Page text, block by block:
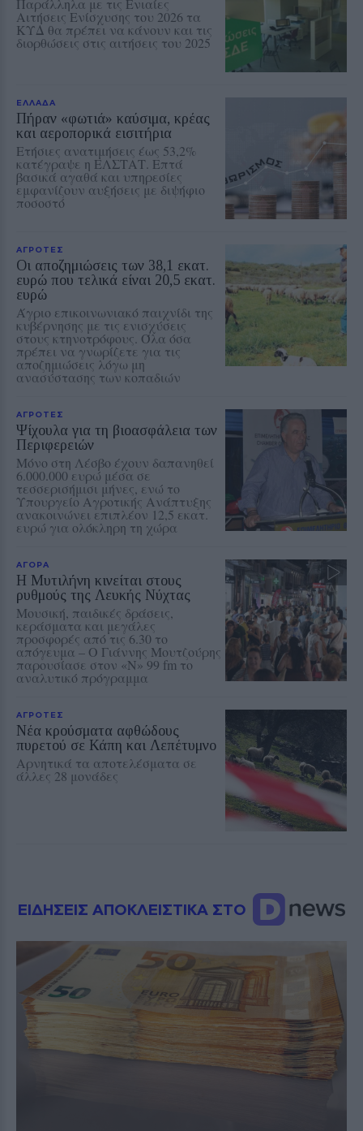
Αιτήσεις Ενίσχυσης του 2026 τα
ΚΥΔ θα πρέπει να κάνουν και τις
διορθώσεις στις αιτήσεις του 2025
ΕΛΛΑΔΑ
Πήραν «φωτιά» καύσιμα, κρέας
και αεροπορικά εισιτήρια
Ετήσιες ανατιμήσεις έως 53,2%
κατέγραψε η ΕΛΣΤΑΤ. Επτά
βασικά αγαθά και υπηρεσίες
εμφανίζουν αυξήσεις με διψήφιο
ποσοστό
ΑΓΡΟΤΕΣ
Οι αποζημιώσεις των 38,1 εκατ.
ευρώ που τελικά είναι 20,5 εκατ.
ευρώ
Άγριο επικοινωνιακό παιχνίδι της
κυβέρνησης με τις ενισχύσεις
στους κτηνοτρόφους. Όλα όσα
πρέπει να γνωρίζετε για τις
αποζημιώσεις λόγω μη
ανασύστασης των κοπαδιών
ΑΓΡΟΤΕΣ
Ψίχουλα για τη βιοασφάλεια των
Περιφερειών
Μόνο στη Λέσβο έχουν δαπανηθεί
6.000.000 ευρώ μέσα σε
τεσσερισήμισι μήνες, ενώ το
Υπουργείο Αγροτικής Ανάπτυξης
ανακοινώνει επιπλέον 12,5 εκατ.
ευρώ για ολόκληρη τη χώρα
ΑΓΟΡΑ
Η Μυτιλήνη κινείται στους
ρυθμούς της Λευκής Νύχτας
Μουσική, παιδικές δράσεις,
κεράσματα και μεγάλες
προσφορές από τις 6.30 το
απόγευμα – Ο Γιάννης Μουτζούρης
παρουσίασε στον «Ν» 99 fm το
αναλυτικό πρόγραμμα
ΑΓΡΟΤΕΣ
Νέα κρούσματα αφθώδους
πυρετού σε Κάπη και Λεπέτυμνο
Αρνητικά τα αποτελέσματα σε
άλλες 28 μονάδες
ΕΙΔΗΣΕΙΣ ΑΠΟΚΛΕΙΣΤΙΚΑ ΣΤΟ